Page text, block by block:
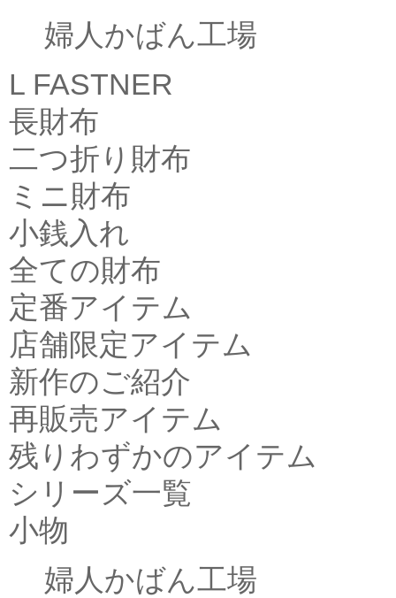
婦人かばん工場
L FASTNER
長財布
二つ折り財布
ミニ財布
小銭入れ
全ての財布
定番アイテム
店舗限定アイテム
新作のご紹介
再販売アイテム
残りわずかのアイテム
シリーズ一覧
小物
婦人かばん工場